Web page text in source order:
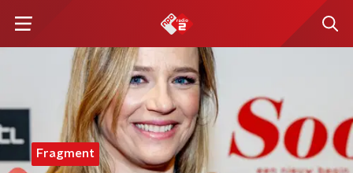
Fragment